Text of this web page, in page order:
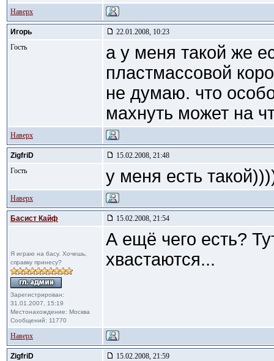
Наверх
Игорь
22.01.2008, 10:23
Гость
а у меня такой же
пластмассовой
не думаю. что
махнуть может на
Наверх
ZigfriD
15.02.2008, 21:48
Гость
у меня есть
Наверх
Басист Кайф 15.02.2008, 21:54
Я играю на басу. Хочешь,
справку принесу?
Зарегистрирован:
31.01.2007, 15:19
Местонахождение: Москва
Сообщений: 11770
А ещё чего есть?
хвастаются...
Наверх
ZigfriD
15.02.2008, 21:59